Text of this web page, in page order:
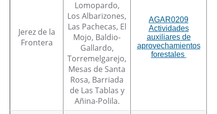
Jerez de la
Frontera
Lomopardo,
Los Albarizones,
Las Pachecas, El
Mojo, Baldio-
Gallardo,
Torremelgarejo,
Mesas de Santa
Rosa, Barriada
de Las Tablas y
Añina-Polila.
AGAR0209
Actividades
auxiliares de
aprovechamientos
forestales